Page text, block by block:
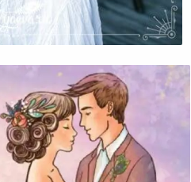
Куда Она Тебя Ведет?